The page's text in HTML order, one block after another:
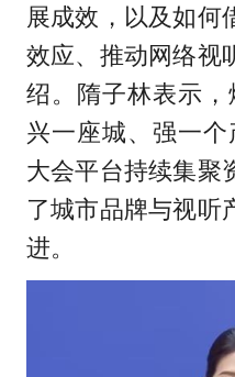
展成效，以及如何
效应、推动网络视
绍。隋子林表示，
兴一座城、强一
大会平台持续集聚
了城市品牌与视听
进。